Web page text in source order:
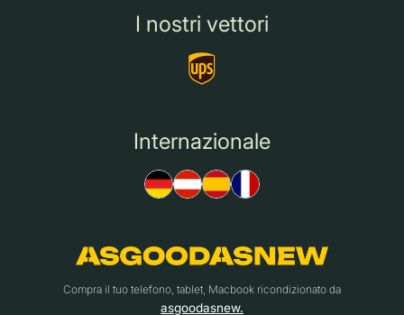
I nostri vettori
Internazionale
Compra il tuo telefono, tablet, Macbook ricondizionato da
asgoodasnew.